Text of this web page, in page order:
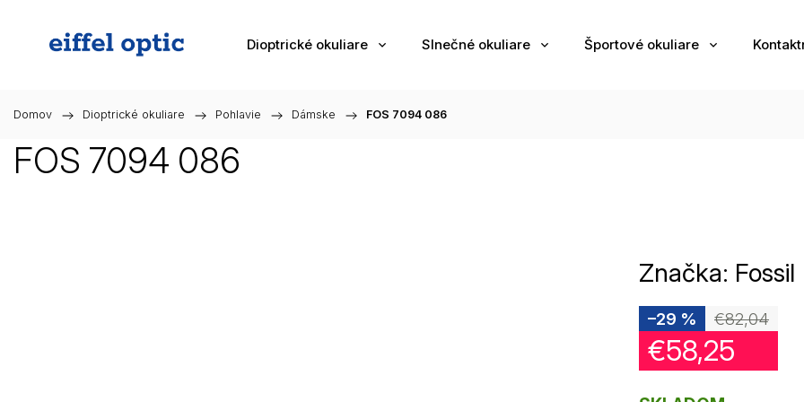
Dioptrické okuliare Slnečné okuliare Športové okuliare
Domov / Dioptrické okuliare / Pohlavie / Dámske / FOS 7094 086
FOS 7094 086
Značka: Fossil
€82,04
–29 %
€58,25